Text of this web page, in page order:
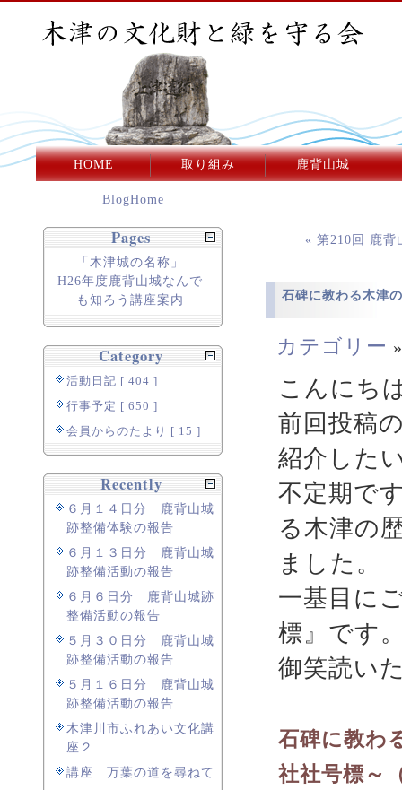
HOME 取り組み 鹿背山城
« 第210回 鹿
石碑に教わる木津
カテゴリー
こんにち
前回投稿
紹介した
不定期で
る木津の
ました。
一基目に
標』です
御笑読い
石碑に教わ
社社号標～
BlogHome
Pages
「木津城の名称」
H26年度鹿背山城なんで
も知ろう講座案内
Category
活動日記 [ 404 ]
行事予定 [ 650 ]
会員からのたより [ 15 ]
Recently
６月１４日分 鹿背山城
跡整備体験の報告
６月１３日分 鹿背山城
跡整備活動の報告
６月６日分 鹿背山城跡
整備活動の報告
５月３０日分 鹿背山城
跡整備活動の報告
５月１６日分 鹿背山城
跡整備活動の報告
木津川市ふれあい文化講
座２
講座 万葉の道を尋ねて